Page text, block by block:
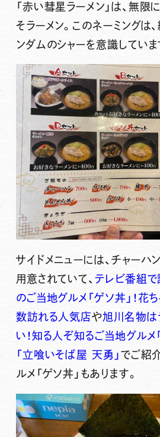
「赤い彗星ラーメン」は、無限
そラーメン。このネーミングは
ンダムのシャーを意識していま
サイドメニューには、チャーハ
用意されていて、テレビ番組で
のご当地グルメ「ゲソ丼」！花
数訪れる人気店や旭川名物は
い！知る人ぞ知るご当地グルメ
「立喰いそば屋 天勇」 でご紹
ルメ「ゲソ丼」もあります。